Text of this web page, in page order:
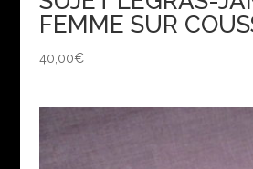
FEMME SUR
40,00€